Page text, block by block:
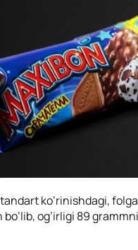
ko’rinishdagi,
og’irligi 89